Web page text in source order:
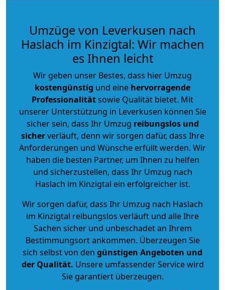
Umzüge von Leverkusen nach
Haslach im Kinzigtal: Wir machen
es Ihnen leicht
Wir geben unser Bestes, dass hier Umzug
kostengünstig und eine hervorragende
Professionalitätsowie Qualität bietet. Mit
unserer Unterstützung in Leverkusen können Sie
sicher sein, dass Ihr Umzug reibungslos und
sicherverläuft, denn wir sorgen dafür, dass Ihre
Anforderungen und Wünsche erfüllt werden. Wir
haben die besten Partner, um Ihnen zu helfen
und sicherzustellen, dass Ihr Umzug nach
Haslach im Kinzigtal ein erfolgreicher ist.
Wir sorgen dafür, dass Ihr Umzug nach Haslach
im Kinzigtal reibungslos verläuft und alle Ihre
Sachen sicher und unbeschadet an Ihrem
Bestimmungsort ankommen. Überzeugen Sie
sich selbst von den günstigen Angeboten und
der Qualität. Unsere umfassender Service wird
Sie garantiert überzeugen.